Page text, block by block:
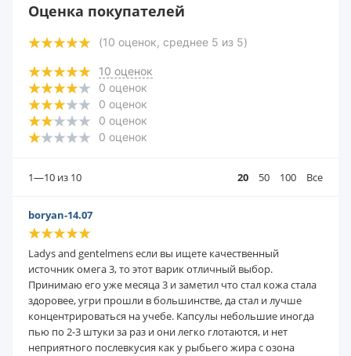
Оценка покупателей
(10 оценок, среднее 5 из 5)
10 оценок
0 оценок
0 оценок
0 оценок
0 оценок
1—10 из 10 20 50 100 Все
boryan-14.07
Ladys and gentelmens если вы ищете качественный
источник омега 3, то этот варик отличный выбор.
Принимаю его уже месяца 3 и заметил что стал кожа стала
здоровее, угри прошли в большинстве, да стал и лучше
концентрироваться на учебе. Капсулы небольшие иногда
пью по 2-3 штуки за раз и они легко глотаются, и нет
неприятного послевкусия как у рыбьего жира с озона